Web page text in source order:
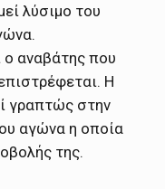
λύσιμο του
αναβάτης που
Η
γραπτώς στην
αγώνα η οποία
της.